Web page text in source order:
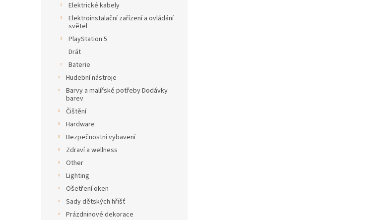
Elektrické kabely
Elektroinstalační zařízení a ovládání
světel
PlayStation 5
Drát
Baterie
Hudební nástroje
Barvy a malířské potřeby Dodávky
barev
Čištění
Hardware
Bezpečnostní vybavení
Zdraví a wellness
Other
Lighting
Ošetření oken
Sady dětských hřišť
Prázdninové dekorace